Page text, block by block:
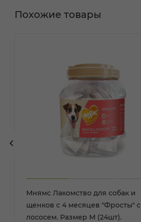
Мнямс Лакомство для собак и
щенков с 4 месяцев "Фросты" с
лососем. Размер М (24шт).
Похожие товары